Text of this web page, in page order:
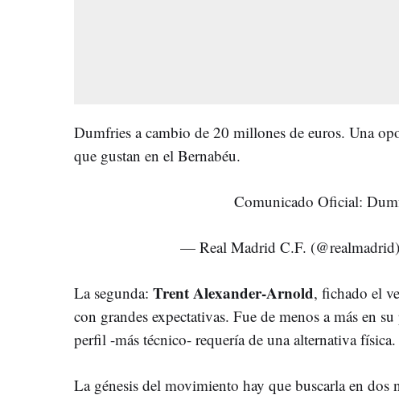
Dumfries a cambio de 20 millones de euros. Una
que gustan en el Bernabéu.
Comunicado Oficial:
— Real Madrid C.F. (@realmadrid)
La segunda: Trent Alexander-Arnold, fichado el
con grandes expectativas. Fue de menos a más en
perfil -más técnico- requería de una alternativa
La génesis del movimiento hay que buscarla en dos